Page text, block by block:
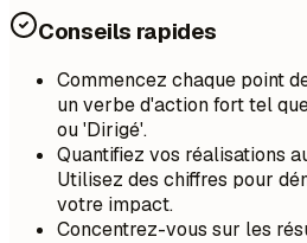
Conseils rapides
Commencez chaque point
un verbe d'action fort tel
ou 'Dirigé'.
Quantifiez vos réalisations
Utilisez des chiffres pour
votre impact.
Concentrez-vous sur les